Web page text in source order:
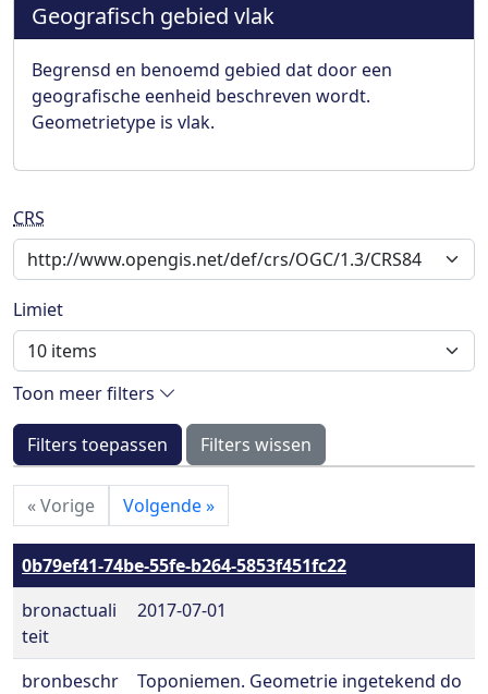
Geografisch gebied vlak
Begrensd en benoemd gebied dat door een
geografische eenheid beschreven wordt.
Geometrietype is vlak.
CRS
Limiet
Toon meer filters
Filters toepassen Filters wissen
«Vorige Volgende»
0b79ef41-74be-55fe-b264-5853f451fc22
bronactuali
teit
2017-07-01
bronbeschr
Toponiemen. Geometrie ingetekend do